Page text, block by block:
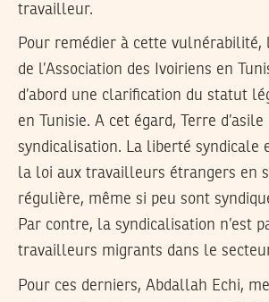
travailleur.
Pour remédier à cette vulnérabilité,
de l’Association des Ivoiriens en
d’abord une clarification du statut
en Tunisie. A cet égard, Terre
syndicalisation. La liberté syndicale
la loi aux travailleurs étrangers en
régulière, même si peu sont
Par contre, la syndicalisation n’est
travailleurs migrants dans le
Pour ces derniers, Abdallah Echi,